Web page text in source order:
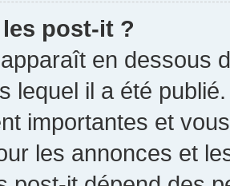
post-it ?
en dessous
lequel il a été
importantes et
les annonces et